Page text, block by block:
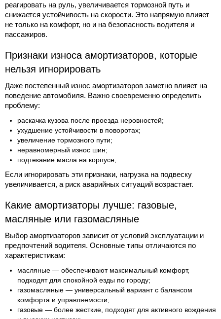
реагировать на руль, увеличивается тормозной путь и
снижается устойчивость на скорости. Это напрямую влияет
не только на комфорт, но и на безопасность водителя и
пассажиров.
Признаки износа амортизаторов, которые
нельзя игнорировать
Даже постепенный износ амортизаторов заметно влияет на
поведение автомобиля. Важно своевременно определить
проблему:
раскачка кузова после проезда неровностей;
ухудшение устойчивости в поворотах;
увеличение тормозного пути;
неравномерный износ шин;
подтекание масла на корпусе;
Если игнорировать эти признаки, нагрузка на подвеску
увеличивается, а риск аварийных ситуаций возрастает.
Какие амортизаторы лучше: газовые,
масляные или газомасляные
Выбор амортизаторов зависит от условий эксплуатации и
предпочтений водителя. Основные типы отличаются по
характеристикам:
масляные — обеспечивают максимальный комфорт,
подходят для спокойной езды по городу;
газомасляные — универсальный вариант с балансом
комфорта и управляемости;
газовые — более жесткие, подходят для активного вождения